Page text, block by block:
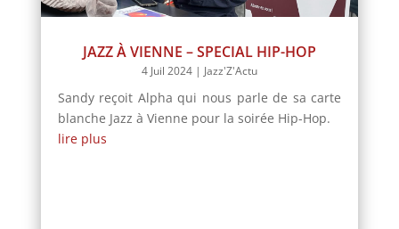
JAZZ À VIENNE – SPECIAL HIP-HOP
4 Juil 2024| Jazz'Z'Actu
Sandy reçoit Alpha qui nous parle de sa carte
blanche Jazz à Vienne pour la soirée Hip-Hop.
lire plus